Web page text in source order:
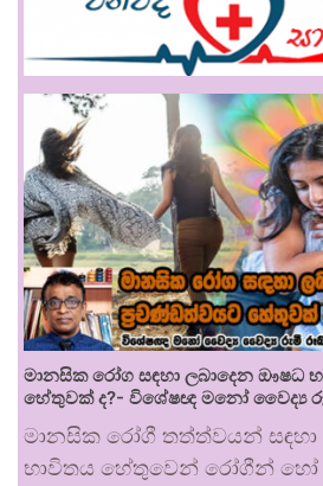
මානසික රෝග සඳහා ලබාදෙන ඖෂධ
හේතුවක් ද?- විශේෂඥ මනෝ වෛද්‍ය
මානසික රෝගී තත්ත්වයන්
භාවිතය හේතුවෙන් රෝගීන් හෝ